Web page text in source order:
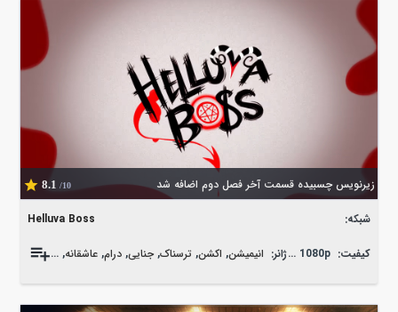
زیرنویس چسبیده قسمت آخر فصل دوم اضافه شد 8.1 /10
Helluva Boss شبکه:
کیفیت: WEB-DL 1080p ژانر: انیمیشن, اکشن, ترسناک, جنایی, درام, عاشقانه, فانتزی,